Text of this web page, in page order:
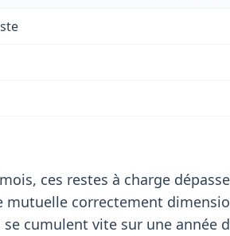
ces restes à charge
mutuelle correctement
cumulent vite sur une année